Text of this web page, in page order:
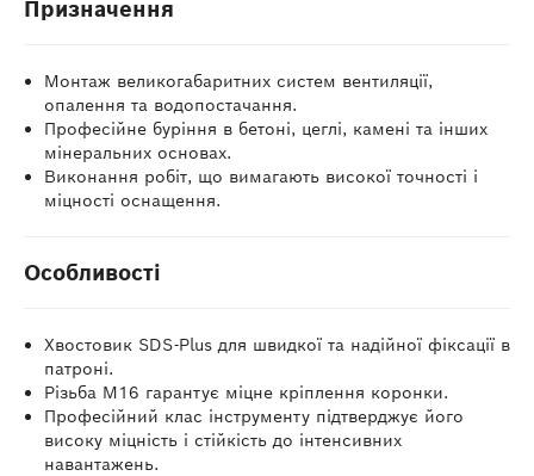
Призначення
Монтаж великогабаритних систем вентиляції,
опалення та водопостачання.
Професійне буріння в бетоні, цеглі, камені та інших
мінеральних основах.
Виконання робіт, що вимагають високої точності і
міцності оснащення.
Особливості
Хвостовик SDS-Plus для швидкої та надійної фіксації в
патроні.
Різьба M16 гарантує міцне кріплення коронки.
Професійний клас інструменту підтверджує його
високу міцність і стійкість до інтенсивних
навантажень.